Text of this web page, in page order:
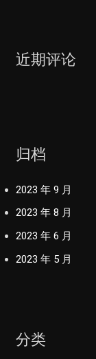
近期评论
归档
2023 年 9 月
2023 年 8 月
2023 年 6 月
2023 年 5 月
分类